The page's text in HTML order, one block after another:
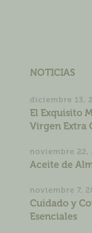
NOTICIAS
diciembre 13,
El Exquisito
Virgen Extra
noviembre 22,
Aceite de
noviembre 7,
Cuidado y
Esenciales